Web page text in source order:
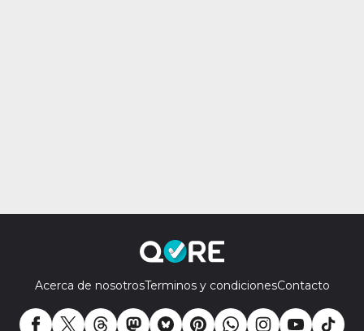
Acerca de nosotrosTerminos y condicionesContacto